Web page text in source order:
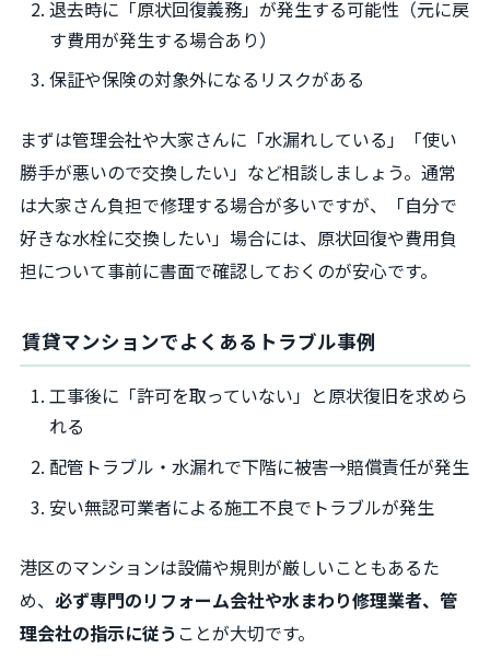
退去時に「原状回復義務」が発生する可能性（元に戻
す費用が発生する場合あり）
保証や保険の対象外になるリスクがある
まずは管理会社や大家さんに「水漏れしている」「使い
勝手が悪いので交換したい」など相談しましょう。通常
は大家さん負担で修理する場合が多いですが、「自分で
好きな水栓に交換したい」場合には、原状回復や費用負
担について事前に書面で確認しておくのが安心です。
賃貸マンションでよくあるトラブル事例
工事後に「許可を取っていない」と原状復旧を求めら
れる
配管トラブル・水漏れで下階に被害→賠償責任が発生
安い無認可業者による施工不良でトラブルが発生
港区のマンションは設備や規則が厳しいこともあるた
め、 必ず専門のリフォーム会社や水まわり修理業者、管
理会社の指示に従うことが大切です。